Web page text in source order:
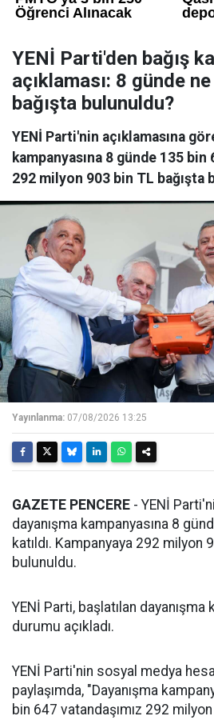
YENİ Parti'den bağış
açıklaması: 8 günde
bağışta bulunuldu?
YENİ Parti'nin açıklamasına
kampanyasına 8 günde 135 bin
292 milyon 903 bin TL bağışta
Yayınlanma: 07/08/2026 13:25
GAZETE PENCERE - YENİ
dayanışma kampanyasına 8
katıldı. Kampanyaya 292 milyon
bulunuldu.
YENİ Parti, başlatılan dayanışma
durumu açıkladı.
YENİ Parti'nin sosyal medya
paylaşımda, "Dayanışma
bin 647 vatandaşımız 292